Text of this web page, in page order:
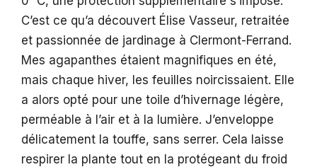
C’est ce qu’a découvert Élise Vasseur, retraitée
et passionnée de jardinage à Clermont-Ferrand.
Mes agapanthes étaient magnifiques en été,
mais chaque hiver, les feuilles noircissaient. Elle
a alors opté pour une toile d’hivernage légère,
perméable à l’air et à la lumière. J’enveloppe
délicatement la touffe, sans serrer. Cela laisse
respirer la plante tout en la protégeant du froid